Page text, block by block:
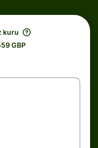
kuru
GBP